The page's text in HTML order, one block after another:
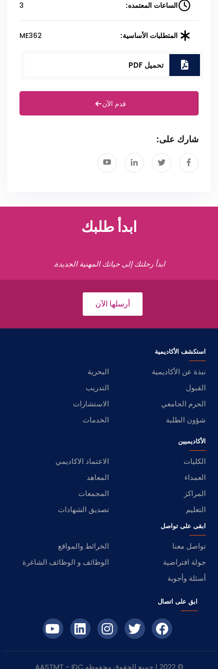
الساعات المعتمده: 3
المتطلبات الأساسية: ME362
تحميل PDF
قدم الآن
شارك على:
ابدأ طلبك
ابدأ رحلتك إلى حياتك المهنية الجديدة.
أرسلها الآن
استكشف الأكاديمية
نبذة عن الأكاديمية
البحرية
القبول
التدريب
الحرم الجامعي
الاستشارات
شؤون الطلبة
الخدمات
الأكاديميين
الكليات
الاعتماد الاكاديمي
العمداء
المعاهد
المراكز
المجمعات
التعليم
تصديق الشهادات
ابقى على تواصل
تواصل معنا
الخرائط والمواقع
جولة افتراضية
الوظائف و الوظائف الشاغرة
أسئلة وأجوبة
ابق على اتصال
© 2022 | جميع الحقوق محفوظه IDC
- AASTMT